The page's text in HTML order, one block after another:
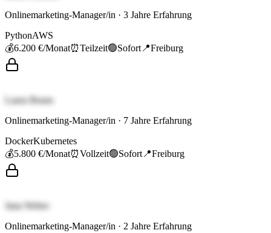
Onlinemarketing-Manager/in · 3 Jahre Erfahrung
PythonAWS
💰6.200 €/Monat⏰Teilzeit🟢Sofort 📍Freiburg
Laura Braun
Onlinemarketing-Manager/in · 7 Jahre Erfahrung
DockerKubernetes
💰5.800 €/Monat⏰Vollzeit🟢Sofort 📍Freiburg
Jana Weber
Onlinemarketing-Manager/in · 2 Jahre Erfahrung